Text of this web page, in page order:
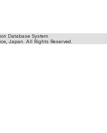
Database System
Japan. All Rights Reserved.